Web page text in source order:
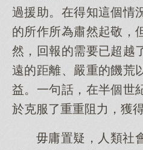
過援助。在得知這個情
的所作所為肅然起敬，
然，回報的需要已超越
遠的距離、嚴重的饑荒
益。一句話，在半個世
於克服了重重阻力，獲
毋庸置疑，人類社